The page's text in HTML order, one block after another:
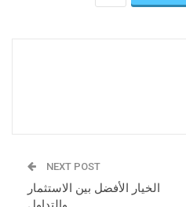
NEXT POST
الخيار الأفضل بين الاستثمار